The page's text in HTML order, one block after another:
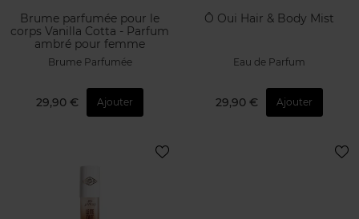
Brume parfumée pour le
corps Vanilla Cotta - Parfum
ambré pour femme
Brume Parfumée
29,90 € Ajouter
Ô Oui Hair & Body Mist
Eau de Parfum
29,90 € Ajouter